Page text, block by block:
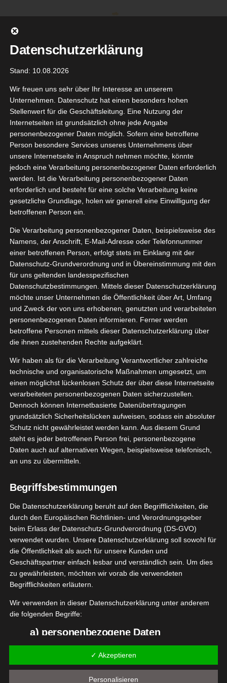
springen
Gehe zu ...
08, 2025
ON ICE
Lattafa
Düfte
Lifestyle
Pflege
FIRE ON ICE von Lattafa
August 14, 2025 | Bad, Beauty,Düfte,Lattafa,Lifestyle,Pflege,
Produktvorstellungen
19
05, 2025
Düfte
Lifestyle Pflege
Lattafa Khamrah Parfum
Produktvorstellungen
Weiterlesen
29
06, 2022
Lane
Vanilla
Juniper Lane Coco Vanilla
Juni 29, 2022 | Beauty,Düfte,Lifestyle,Produktvorstellungen
Weiterlesen
Datenschutzerklärung
Stand: 10.08.2026
Wir freuen uns sehr über Ihr Interesse an unserem
Unternehmen. Datenschutz hat einen besonders hohen
Stellenwert für die Geschäftsleitung. Eine Nutzung der
Internetseiten ist grundsätzlich ohne jede Angabe
personenbezogener Daten möglich. Sofern eine betroffene
Person besondere Services unseres Unternehmens über
unsere Internetseite in Anspruch nehmen möchte, könnte
jedoch eine Verarbeitung personenbezogener Daten erforderlich
werden. Ist die Verarbeitung personenbezogener Daten
erforderlich und besteht für eine solche Verarbeitung keine
gesetzliche Grundlage, holen wir generell eine Einwilligung der
betroffenen Person ein.
Die Verarbeitung personenbezogener Daten, beispielsweise des
Namens, der Anschrift, E-Mail-Adresse oder Telefonnummer
einer betroffenen Person, erfolgt stets im Einklang mit der
Datenschutz-Grundverordnung und in Übereinstimmung mit den
für uns geltenden landesspezifischen
Datenschutzbestimmungen. Mittels dieser Datenschutzerklärung
möchte unser Unternehmen die Öffentlichkeit über Art, Umfang
und Zweck der von uns erhobenen, genutzten und verarbeiteten
personenbezogenen Daten informieren. Ferner werden
betroffene Personen mittels dieser Datenschutzerklärung über
die ihnen zustehenden Rechte aufgeklärt.
Wir haben als für die Verarbeitung Verantwortlicher zahlreiche
technische und organisatorische Maßnahmen umgesetzt, um
einen möglichst lückenlosen Schutz der über diese Internetseite
verarbeiteten personenbezogenen Daten sicherzustellen.
Dennoch können Internetbasierte Datenübertragungen
grundsätzlich Sicherheitslücken aufweisen, sodass ein absoluter
Schutz nicht gewährleistet werden kann. Aus diesem Grund
steht es jeder betroffenen Person frei, personenbezogene
Daten auch auf alternativen Wegen, beispielsweise telefonisch,
an uns zu übermitteln.
Begriffsbestimmungen
Die Datenschutzerklärung beruht auf den Begrifflichkeiten, die
durch den Europäischen Richtlinien- und Verordnungsgeber
beim Erlass der Datenschutz-Grundverordnung (DS-GVO)
verwendet wurden. Unsere Datenschutzerklärung soll sowohl für
die Öffentlichkeit als auch für unsere Kunden und
Geschäftspartner einfach lesbar und verständlich sein. Um dies
zu gewährleisten, möchten wir vorab die verwendeten
Begrifflichkeiten erläutern.
Wir verwenden in dieser Datenschutzerklärung unter anderem
die folgenden Begriffe:
a) personenbezogene Daten
Personenbezogene Daten sind alle Informationen, die
✓ Akzeptieren
Personalisieren